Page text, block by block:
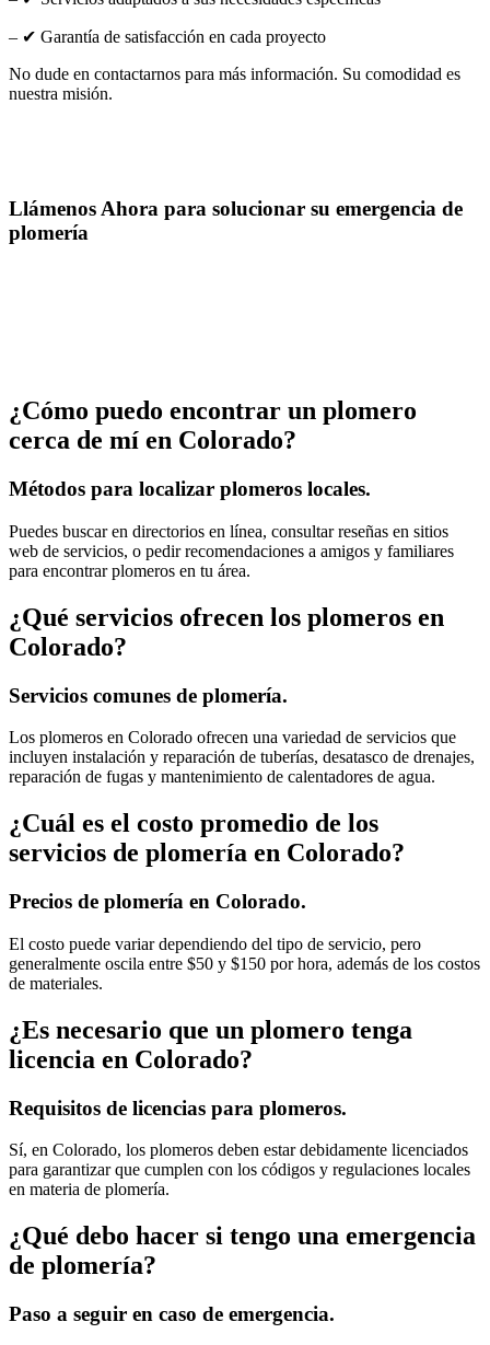
– ✔ Garantía de satisfacción en cada proyecto
No dude en contactarnos para más información. Su comodidad es
nuestra misión.
Llámenos Ahora para solucionar su emergencia de
plomería
¿Cómo puedo encontrar un plomero
cerca de mí en Colorado?
Métodos para localizar plomeros locales.
Puedes buscar en directorios en línea, consultar reseñas en sitios
web de servicios, o pedir recomendaciones a amigos y familiares
para encontrar plomeros en tu área.
¿Qué servicios ofrecen los plomeros en
Colorado?
Servicios comunes de plomería.
Los plomeros en Colorado ofrecen una variedad de servicios que
incluyen instalación y reparación de tuberías, desatasco de drenajes,
reparación de fugas y mantenimiento de calentadores de agua.
¿Cuál es el costo promedio de los
servicios de plomería en Colorado?
Precios de plomería en Colorado.
El costo puede variar dependiendo del tipo de servicio, pero
generalmente oscila entre $50 y $150 por hora, además de los costos
de materiales.
¿Es necesario que un plomero tenga
licencia en Colorado?
Requisitos de licencias para plomeros.
Sí, en Colorado, los plomeros deben estar debidamente licenciados
para garantizar que cumplen con los códigos y regulaciones locales
en materia de plomería.
¿Qué debo hacer si tengo una emergencia
de plomería?
Paso a seguir en caso de emergencia.